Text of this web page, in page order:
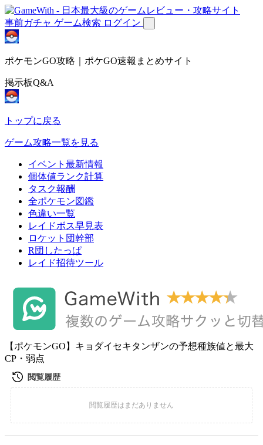
事前ガチャ ゲーム検索 ログイン
ポケモンGO攻略｜ポケGO速報まとめサイト
掲示板Q&A
トップに戻る
ゲーム攻略一覧を見る
イベント最新情報
個体値ランク計算
タスク報酬
全ポケモン図鑑
色違い一覧
レイドボス早見表
ロケット団幹部
R団したっぱ
レイド招待ツール
【ポケモンGO】キョダイセキタンザンの予想種族値と最大
CP・弱点